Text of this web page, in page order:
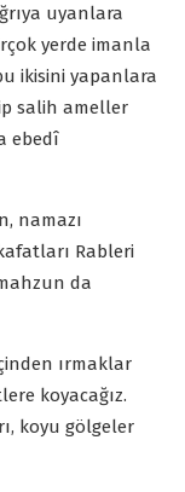
uyanlara
yerde imanla
ikisini yapanlara
salih ameller
ebedî
namazı
Rableri
da
ırmaklar
koyacağız.
koyu gölgeler